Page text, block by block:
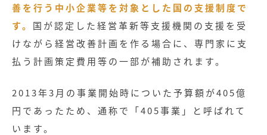
善を行う中小企業等を対象とした国の支援制度で
す。 国が認定した経営革新等支援機関の支援を受
けながら経営改善計画を作る場合に、専門家に支
払う計画策定費用等の一部が補助されます。
2013年3月の事業開始時についた予算額が405億
円であったため、通称で「405事業」と呼ばれて
います。